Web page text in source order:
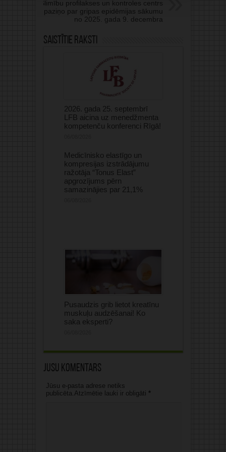
Slimību profilakses un kontroles centrs
paziņo par gripas epidēmijas sākumu
no 2025. gada 9. decembra
Saistītie raksti
2026. gada 25. septembrī
LFB aicina uz menedžmenta
kompetenču konferenci Rīgā!
Medicīnisko elastīgo un
kompresijas izstrādājumu
ražotāja “Tonus Elast”
apgrozījums pērn
samazinājies par 21,1%
Pusaudzis grib lietot kreatīnu
muskuļu audzēšanai! Ko
saka eksperti?
Jūsu komentārs
Jūsu e-pasta adrese netiks
publicēta.Atzīmētie lauki ir obligāti *